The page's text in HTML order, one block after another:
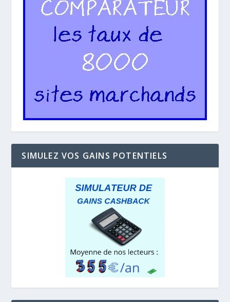
SIMULEZ VOS GAINS POTENTIELS